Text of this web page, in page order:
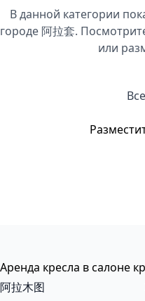
В данной категории
городе 阿拉套.
или
Аренда кресла в салоне
阿拉木图